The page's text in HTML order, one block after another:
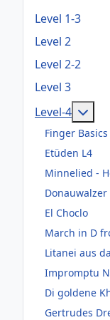
Level 1-3
Level 2
Level 2-2
Level 3
Level-4
Finger Basics
Etüden L4
Minnelied -
Donauwalzer
El Choclo
March in D
Litanei aus
Impromptu
Di goldene
Gertrudes